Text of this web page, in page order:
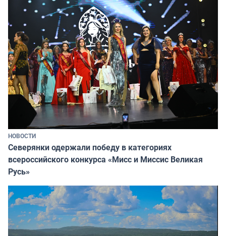
НОВОСТИ
Северянки одержали победу в категориях
всероссийского конкурса «Мисс и Миссис Великая
Русь»